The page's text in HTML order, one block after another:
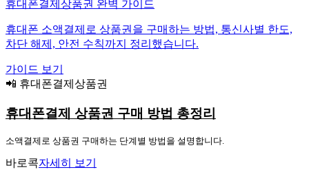
휴대폰결제상품권 완벽 가이드
휴대폰 소액결제로 상품권을 구매하는 방법, 통신사별 한도,
차단 해제, 안전 수칙까지 정리했습니다.
가이드 보기
📲 휴대폰결제상품권
휴대폰결제 상품권 구매 방법 총정리
소액결제로 상품권 구매하는 단계별 방법을 설명합니다.
바로콕자세히 보기